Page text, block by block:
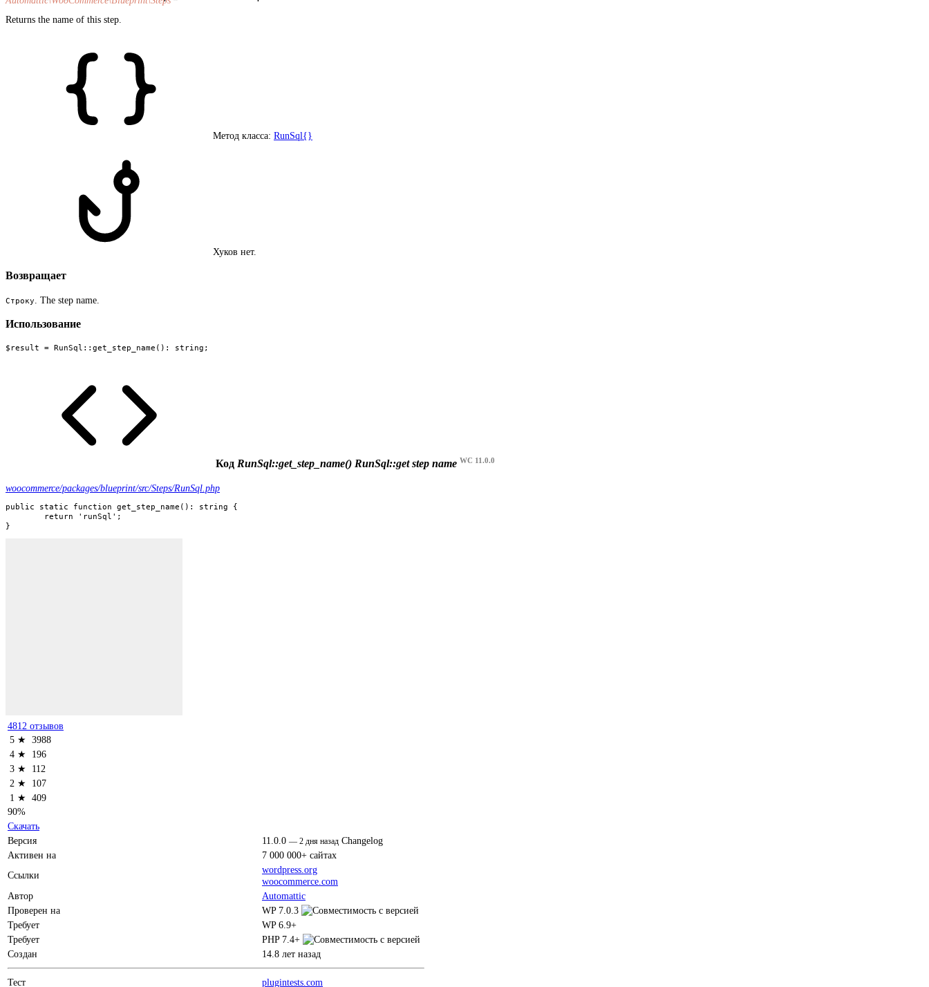
Returns the name of this step.
Метод класса: RunSql{}
Хуков нет.
Возвращает
Строку . The step name.
Использование
$result = RunSql::get_step_name(): string;
Код RunSql::get_step_name() RunSql::get step name WC 11.0.0
woocommerce/packages/blueprint/src/Steps/RunSql.php
public static function get_step_name(): string {
}
4812 отзывов
5 ★ 3988
4 ★
196
3 ★
112
2 ★
107
1 ★ 409
90%
Скачать
Версия
11.0.0 — 2 дня назад Changelog
Активен на
7 000 000+ сайтах
Ссылки
wordpress.org
woocommerce.com
Автор
Automattic
Проверен на
WP 7.0.3
Требует
WP 6.9+
Требует
PHP 7.4+
Создан
14.8 лет назад
Тест plugintests.com